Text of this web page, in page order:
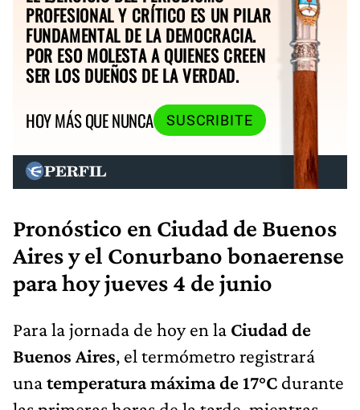
PROFESIONAL Y CRÍTICO ES UN PILAR
FUNDAMENTAL DE LA DEMOCRACIA.
POR ESO MOLESTA A QUIENES CREEN
SER LOS DUEÑOS DE LA VERDAD.
HOY MÁS QUE NUNCA
SUSCRIBITE
Pronóstico en Ciudad de Buenos
Aires y el Conurbano bonaerense
para hoy jueves 4 de junio
Para la jornada de hoy en la Ciudad de
Buenos Aires, el termómetro registrará
unatemperatura máxima de 17°C durante